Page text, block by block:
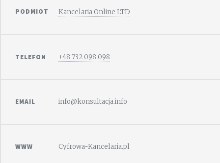
PODMIOT Kancelaria Online LTD
TELEFON +48 732 098 098
EMAIL info@konsultacja.info
WWW Cyfrowa-Kancelaria.pl